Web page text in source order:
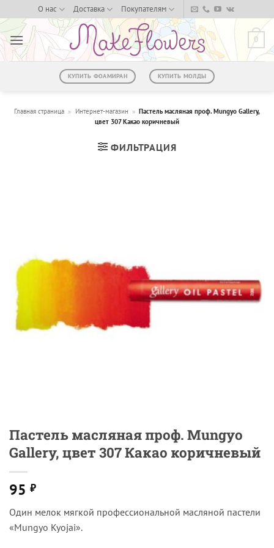
to
content
О нас Доставка Покупателям
0
КУПИТЬ ФОАМИРАН КУПИТЬ МОЛДЫ
Главная страница » Интернет-магазин » Пастель масляная проф. Mungyo Gallery,
цвет 307 Какао коричневый
ФИЛЬТРАЦИЯ
Пастель масляная проф. Mungyo
Gallery, цвет 307 Какао коричневый
95 ₽
Один мелок мягкой профессиональной масляной пастели
«Mungyo Kyojai».